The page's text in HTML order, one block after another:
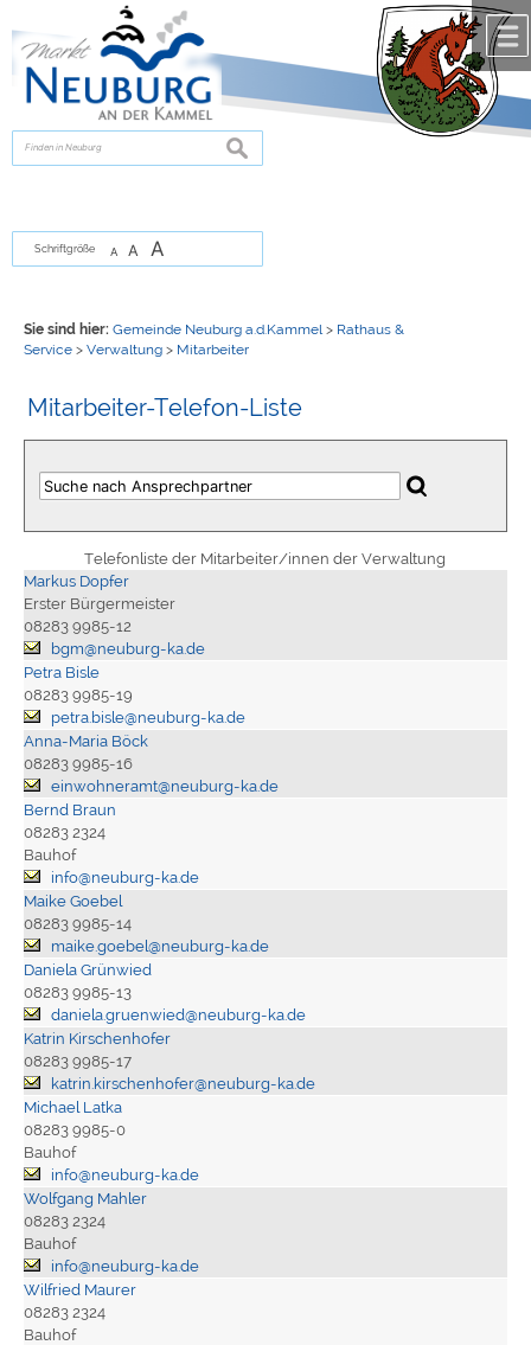
zur Navigationoder
springen.
suchen
Schriftgröße A A A
Sie sind hier: Gemeinde Neuburg a.d.Kammel > Rathaus &
Service> Verwaltung> Mitarbeiter
Mitarbeiter-Telefon-Liste
Telefonliste der Mitarbeiter/innen der Verwaltung
Markus Dopfer
Erster Bürgermeister
08283 9985-12
bgm@neuburg-ka.de
Petra Bisle
08283 9985-19
petra.bisle@neuburg-ka.de
Anna-Maria Böck
08283 9985-16
einwohneramt@neuburg-ka.de
Bernd Braun
08283 2324
Bauhof
info@neuburg-ka.de
Maike Goebel
08283 9985-14
maike.goebel@neuburg-ka.de
Daniela Grünwied
08283 9985-13
daniela.gruenwied@neuburg-ka.de
Katrin Kirschenhofer
08283 9985-17
katrin.kirschenhofer@neuburg-ka.de
Michael Latka
08283 9985-0
Bauhof
info@neuburg-ka.de
Wolfgang Mahler
08283 2324
Bauhof
info@neuburg-ka.de
Wilfried Maurer
08283 2324
Bauhof